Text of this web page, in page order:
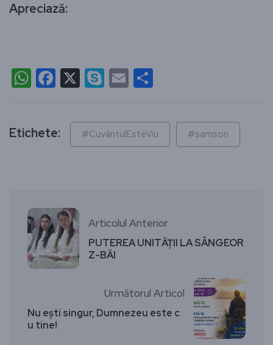
Apreciază:
WhatsApp
Facebook
X Skype
Email
Etichete: #CuvântulEsteViu #samson
Articolul Anterior
PUTEREA UNITĂȚII LA SÂNGEOR
Z-BĂI
Următorul Articol
Nu ești singur, Dumnezeu este c
u tine!